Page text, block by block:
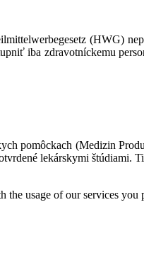
(HWG)
iba zdravotníckemu
pomôckach (Medizin
lekárskymi štúdiami.
usage of our services you